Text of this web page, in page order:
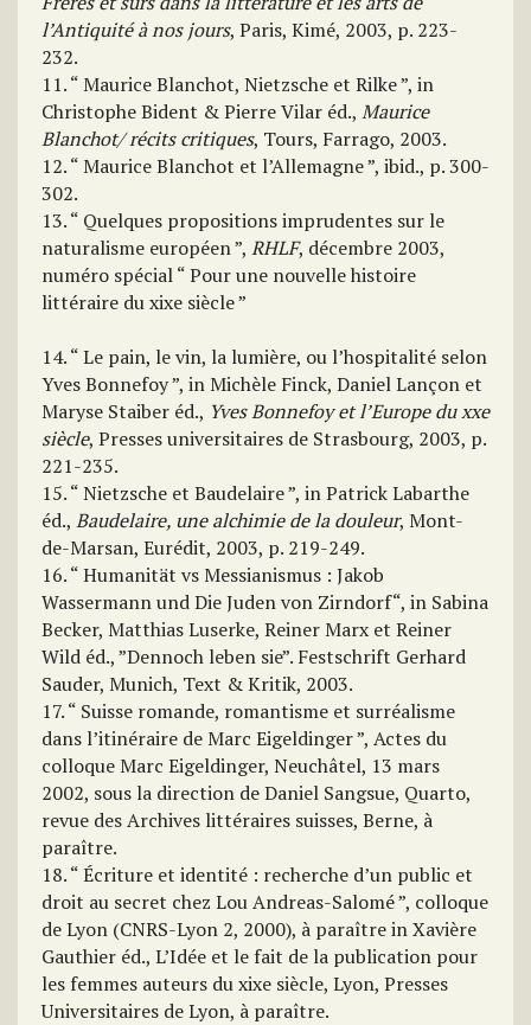
l’Antiquité à nos jours, Paris, Kimé, 2003, p. 223-
232.
11. “ Maurice Blanchot, Nietzsche et Rilke ”, in
Christophe Bident & Pierre Vilar éd., Maurice
Blanchot/ récits critiques, Tours, Farrago, 2003.
12. “ Maurice Blanchot et l’Allemagne ”, ibid., p. 300-
302.
13. “ Quelques propositions imprudentes sur le
naturalisme européen ”, RHLF, décembre 2003,
numéro spécial “ Pour une nouvelle histoire
littéraire du xixe siècle ”
14. “ Le pain, le vin, la lumière, ou l’hospitalité selon
Yves Bonnefoy ”, in Michèle Finck, Daniel Lançon et
Maryse Staiber éd., Yves Bonnefoy et l’Europe du xxe
siècle, Presses universitaires de Strasbourg, 2003, p.
221-235.
15. “ Nietzsche et Baudelaire ”, in Patrick Labarthe
éd., Baudelaire, une alchimie de la douleur, Mont-
de-Marsan, Eurédit, 2003, p. 219-249.
16. “ Humanität vs Messianismus : Jakob
Wassermann und Die Juden von Zirndorf“, in Sabina
Becker, Matthias Luserke, Reiner Marx et Reiner
Wild éd., ”Dennoch leben sie”. Festschrift Gerhard
Sauder, Munich, Text & Kritik, 2003.
17. “ Suisse romande, romantisme et surréalisme
dans l’itinéraire de Marc Eigeldinger ”, Actes du
colloque Marc Eigeldinger, Neuchâtel, 13 mars
2002, sous la direction de Daniel Sangsue, Quarto,
revue des Archives littéraires suisses, Berne, à
paraître.
18. “ Écriture et identité : recherche d’un public et
droit au secret chez Lou Andreas-Salomé ”, colloque
de Lyon (CNRS-Lyon 2, 2000), à paraître in Xavière
Gauthier éd., L’Idée et le fait de la publication pour
les femmes auteurs du xixe siècle, Lyon, Presses
Universitaires de Lyon, à paraître.